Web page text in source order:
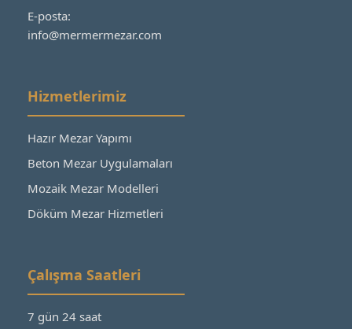
E-posta:
info@mermermezar.com
Hizmetlerimiz
Hazır Mezar Yapımı
Beton Mezar Uygulamaları
Mozaik Mezar Modelleri
Döküm Mezar Hizmetleri
Çalışma Saatleri
7 gün 24 saat